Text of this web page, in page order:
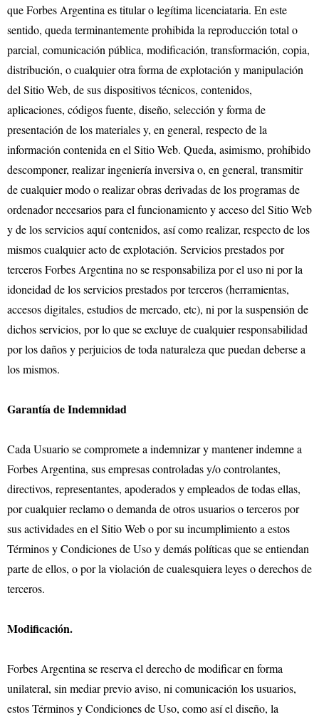
que Forbes Argentina es titular o legítima licenciataria. En este
sentido, queda terminantemente prohibida la reproducción total o
parcial, comunicación pública, modificación, transformación, copia,
distribución, o cualquier otra forma de explotación y manipulación
del Sitio Web, de sus dispositivos técnicos, contenidos,
aplicaciones, códigos fuente, diseño, selección y forma de
presentación de los materiales y, en general, respecto de la
información contenida en el Sitio Web. Queda, asimismo, prohibido
descomponer, realizar ingeniería inversiva o, en general, transmitir
de cualquier modo o realizar obras derivadas de los programas de
ordenador necesarios para el funcionamiento y acceso del Sitio Web
y de los servicios aquí contenidos, así como realizar, respecto de los
mismos cualquier acto de explotación. Servicios prestados por
terceros Forbes Argentina no se responsabiliza por el uso ni por la
idoneidad de los servicios prestados por terceros (herramientas,
accesos digitales, estudios de mercado, etc), ni por la suspensión de
dichos servicios, por lo que se excluye de cualquier responsabilidad
por los daños y perjuicios de toda naturaleza que puedan deberse a
los mismos.
Garantía de Indemnidad
Cada Usuario se compromete a indemnizar y mantener indemne a
Forbes Argentina, sus empresas controladas y/o controlantes,
directivos, representantes, apoderados y empleados de todas ellas,
por cualquier reclamo o demanda de otros usuarios o terceros por
sus actividades en el Sitio Web o por su incumplimiento a estos
Términos y Condiciones de Uso y demás políticas que se entiendan
parte de ellos, o por la violación de cualesquiera leyes o derechos de
terceros.
Modificación.
Forbes Argentina se reserva el derecho de modificar en forma
unilateral, sin mediar previo aviso, ni comunicación los usuarios,
estos Términos y Condiciones de Uso, como así el diseño, la